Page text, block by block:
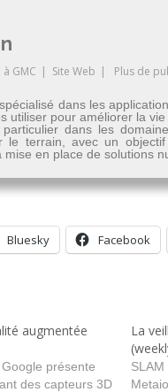
à GMC | Site Web | Plus de
dans les
utiliser pour améliorer la
dans les
le terrain, avec un
en place de solutions
Bluesky Facebook
augmentée
présente
des capteurs 3D
La